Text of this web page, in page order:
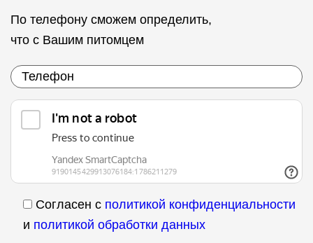
По телефону сможем определить,
что с Вашим питомцем
Согласен с политикой конфиденциальности
и политикой обработки данных